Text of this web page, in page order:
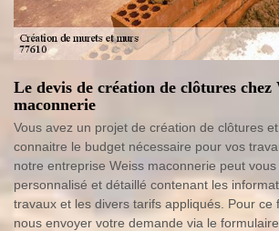
Le devis de création de clôtures chez
maconnerie
Vous avez un projet de création de clôtures
connaitre le budget nécessaire pour vos
notre entreprise Weiss maconnerie peut
personnalisé et détaillé contenant les
travaux et les divers tarifs appliqués. Pour ce
nous envoyer votre demande via le